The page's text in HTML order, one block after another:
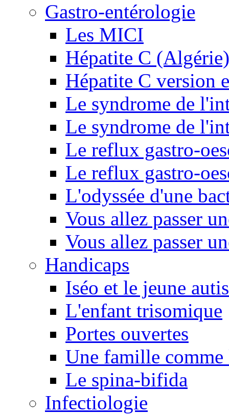
Gastro-entérologie
Les MICI
Hépatite C (Algérie)
Hépatite C version
Le syndrome de
Le syndrome de
Le reflux gastro-
Le reflux gastro-
L'odyssée d'une
Vous allez passer
Vous allez passer
Handicaps
Iséo et le jeune
L'enfant trisomique
Portes ouvertes
Une famille comme
Le spina-bifida
Infectiologie